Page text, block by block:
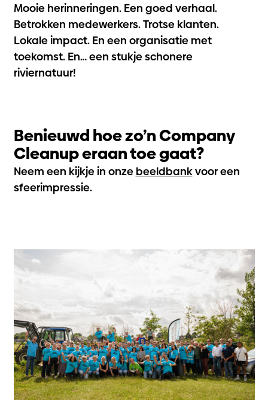
Mooie herinneringen. Een goed verhaal.
Betrokken medewerkers. Trotse klanten.
Lokale impact. En een organisatie met
toekomst. En… een stukje schonere
riviernatuur!
Benieuwd hoe zo’n Company
Cleanup eraan toe gaat?
Neem een kijkje in onze beeldbankvoor een
sfeerimpressie.